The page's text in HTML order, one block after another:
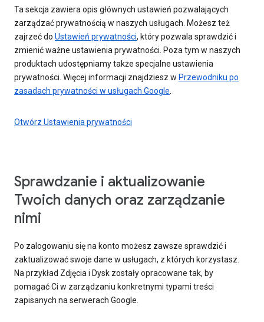
Ta sekcja zawiera opis głównych ustawień pozwalających
zarządzać prywatnością w naszych usługach. Możesz też
zajrzeć do Ustawień prywatności, który pozwala sprawdzić i
zmienić ważne ustawienia prywatności. Poza tym w naszych
produktach udostępniamy także specjalne ustawienia
prywatności. Więcej informacji znajdziesz w Przewodniku po
zasadach prywatności w usługach Google
Otwórz Ustawienia prywatności
Sprawdzanie i aktualizowanie
Twoich danych oraz zarządzanie
nimi
Po zalogowaniu się na konto możesz zawsze sprawdzić i
zaktualizować swoje dane w usługach, z których korzystasz.
Na przykład Zdjęcia i Dysk zostały opracowane tak, by
pomagać Ci w zarządzaniu konkretnymi typami treści
zapisanych na serwerach Google.